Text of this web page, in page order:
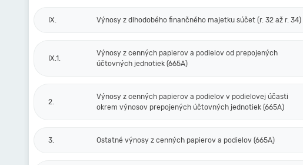
IX. Výnosy z dlhodobého finančného majetku súčet (r. 32 až r. 34)
IX.1.
Výnosy z cenných papierov a podielov od prepojených
účtovných jednotiek (665A)
2.
Výnosy z cenných papierov a podielov v podielovej účasti
okrem výnosov prepojených účtovných jednotiek (665A)
3. Ostatné výnosy z cenných papierov a podielov (665A)